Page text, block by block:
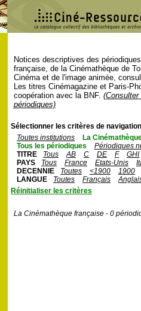
Notices descriptives des
française, de la Cinémathèque de
Cinéma et de l'image animée,
Les titres Cinémagazine et Paris-
coopération avec la BNF.
périodiques)
Sélectionner les critères de
Toutes institutions
La
Tous les périodiques
Périodiques
TITRE
Tous AB C DE F
GHI
PAYS
Tous France Etats-Unis
DECENNIE
Toutes <1900
1900
LANGUE
Toutes Français
Réinitialiser les critères
La Cinémathèque française - 0